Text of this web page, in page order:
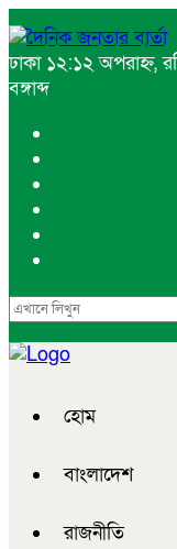
ঢাকা ১২:১২ অপরাহ্ন,
বঙ্গাব্দ
হোম
বাংলাদেশ
রাজনীতি